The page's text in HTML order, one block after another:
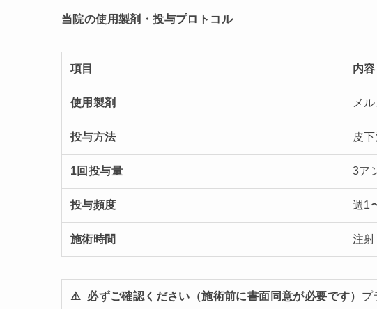
当院の使用製剤・投与プロトコル
項目 内容
使用製剤 メ
投与方法 皮
1回投与量 3ア
投与頻度 週1
施術時間 注
⚠️ 必ずご確認ください（施術前に書面同意が必要です） プ